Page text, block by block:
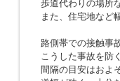
歩道代わりの場所
また、住宅地など
路側帯での接触事
こうした事故を防
間隔の目安はおよ